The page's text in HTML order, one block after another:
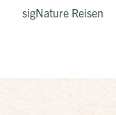
sigNature Reisen